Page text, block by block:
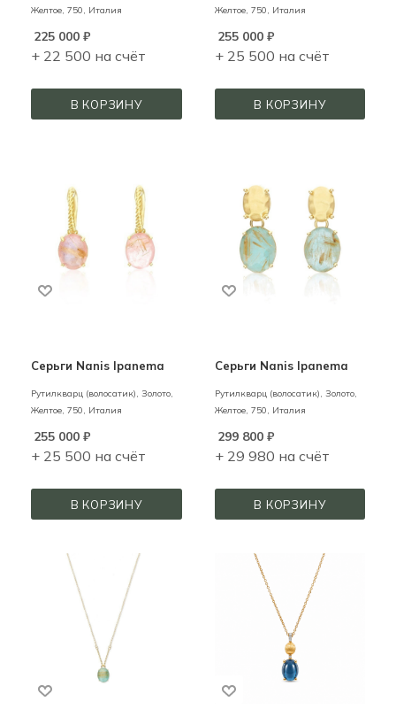
Желтое, 750, Италия
225 000 ₽
+ 22 500 на счёт
В КОРЗИНУ
Желтое, 750, Италия
255 000₽
+ 25 500 на счёт
В КОРЗИНУ
Серьги Nanis Ipanema
Рутилкварц (волосатик), Золото,
Желтое, 750, Италия
255 000 ₽
+ 25 500 на счёт
В КОРЗИНУ
Серьги Nanis Ipanema
Рутилкварц (волосатик), Золото,
Желтое, 750, Италия
299 800₽
+ 29 980 на счёт
В КОРЗИНУ